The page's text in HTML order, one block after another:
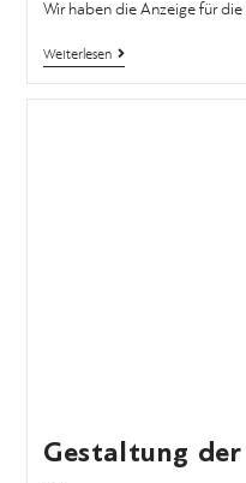
Wir haben die Anzeige für
Weiterlesen
Gestaltung